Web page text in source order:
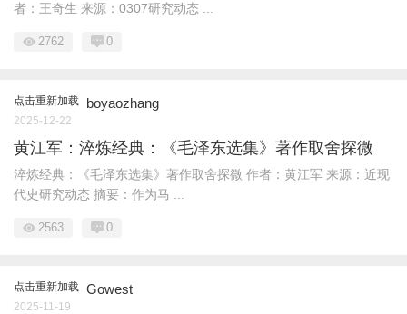
者：王奇生 来源：0307研究动态 ...
2762 0
点击重新加载 boyaozhang
2025-12-22
黄江军：淬炼经典：《毛泽东选集》著作取舍探微
淬炼经典：《毛泽东选集》著作取舍探微 作者：黄江军 来源：近现
代史研究动态 摘要：作为马 ...
2563 0
点击重新加载 Gowest
2025-11-19